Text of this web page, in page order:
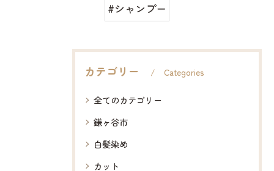
#シャンプー
カテゴリー Categories
全てのカテゴリー
鎌ヶ谷市
白髪染め
カット